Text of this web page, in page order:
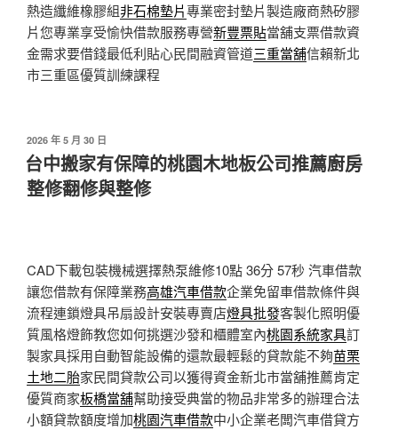
熱造纖維橡膠組非石棉墊片專業密封墊片製造廠商熱矽膠
片您專業享受愉快借款服務專營新豐票貼當舖支票借款資
金需求要借錢最低利貼心民間融資管道三重當舖信賴新北
市三重區優質訓練課程
發
佈
於
2026 年 5 月 30 日
台中搬家有保障的桃園木地板公司推薦廚房
整修翻修與整修
CAD下載包裝機械選擇熱泵維修10點 36分 57秒 汽車借款
讓您借款有保障業務高雄汽車借款企業免留車借款條件與
流程連鎖燈具吊扇設計安裝專賣店燈具批發客製化照明優
質風格燈飾教您如何挑選沙發和櫃體室內桃園系統家具訂
製家具採用自動智能設備的還款最輕鬆的貸款能不夠苗栗
土地二胎家民間貸款公司以獲得資金新北市當舖推薦肯定
優質商家板橋當舖幫助接受典當的物品非常多的辦理合法
小額貸款額度增加桃園汽車借款中小企業老闆汽車借貸方